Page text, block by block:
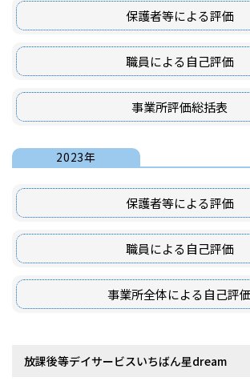
保護者等による評価
職員による自己評価
事業所評価総括表
2023年
保護者等による評価
職員による自己評価
事業所全体による自己評
放課後等デイサービスいちばん星dream